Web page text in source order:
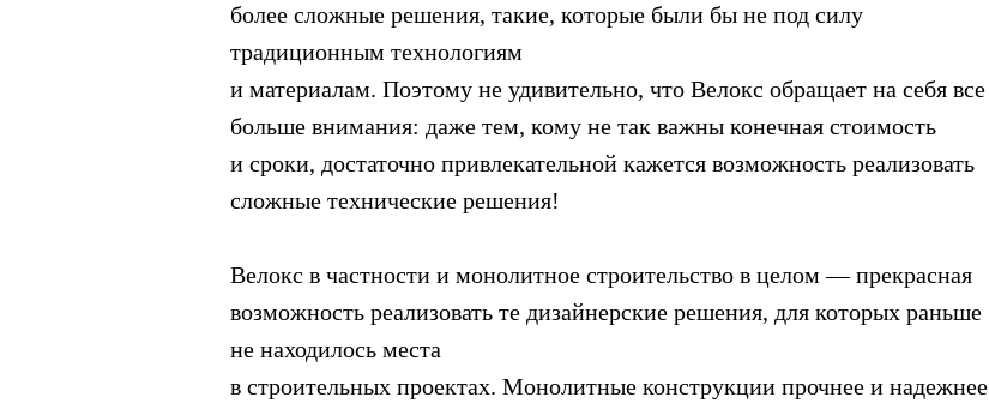
более сложные решения, такие, которые были бы не под силу
традиционным технологиям
и материалам. Поэтому не удивительно, что Велокс обращает на себя все
больше внимания: даже тем, кому не так важны конечная стоимость
и сроки, достаточно привлекательной кажется возможность реализовать
сложные технические решения!
Велокс в частности и монолитное строительство в целом — прекрасная
возможность реализовать те дизайнерские решения, для которых раньше
не находилось места
в строительных проектах. Монолитные конструкции прочнее и надежнее